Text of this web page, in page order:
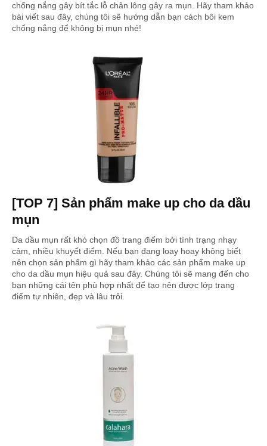
chống nắng gây bít tắc lỗ chân lông gây ra mụn. Hãy tham khảo
bài viết sau đây, chúng tôi sẽ hướng dẫn bạn cách bôi kem
chống nắng để không bị mụn nhé!
[TOP 7] Sản phẩm make up cho da dầu
mụn
Da dầu mụn rất khó chọn đồ trang điểm bởi tình trạng nhạy
cảm, nhiều khuyết điểm. Nếu bạn đang loay hoay không biết
nên chọn sản phẩm gì hãy tham khảo các sản phẩm make up
cho da dầu mụn hiệu quả sau đây. Chúng tôi sẽ mang đến cho
bạn những cái tên phù hợp nhất để tạo nên được lớp trang
điểm tự nhiên, đẹp và lâu trôi.